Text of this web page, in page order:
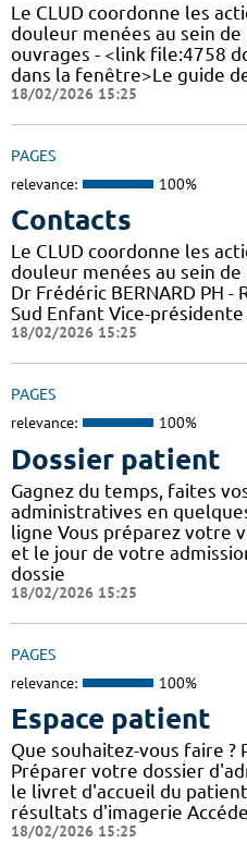
Le CLUD coordonne les
douleur menées au sein
ouvrages - <link file:4758
dans la fenêtre>Le guide
18/02/2026 15:25
PAGES
relevance: 100%
Contacts
Le CLUD coordonne les
douleur menées au sein
Dr Frédéric BERNARD PH
Sud Enfant Vice-
18/02/2026 15:25
PAGES
relevance: 100%
Dossier patient
Gagnez du temps, faites
administratives en
ligne Vous préparez votre
et le jour de votre
dossie
18/02/2026 15:25
PAGES
relevance: 100%
Espace patient
Que souhaitez-vous faire ?
Préparer votre dossier
le livret d'accueil du
résultats d'imagerie
18/02/2026 15:25